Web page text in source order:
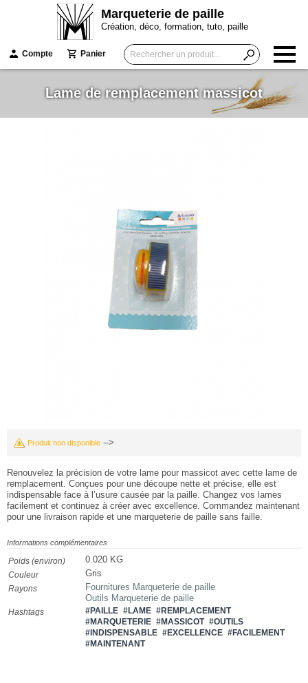
Marqueterie de paille
Création, déco, formation, tuto, paille
Compte Panier
Lame de remplacement massicot
Produit non disponible -->
Renouvelez la précision de votre lame pour massicot avec cette lame de
remplacement. Conçues pour une découpe nette et précise, elle est
indispensable face à l’usure causée par la paille. Changez vos lames
facilement et continuez à créer avec excellence. Commandez maintenant
pour une livraison rapide et une marqueterie de paille sans faille.
Informations complémentaires
Poids (environ) 0.020 KG
Couleur Gris
Rayons
Fournitures Marqueterie de paille
Outils Marqueterie de paille
Hashtags #PAILLE #LAME #REMPLACEMENT
#MARQUETERIE #MASSICOT #OUTILS
#INDISPENSABLE #EXCELLENCE #FACILEMENT
#MAINTENANT